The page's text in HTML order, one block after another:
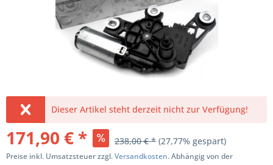
Dieser Artikel steht derzeit nicht zur Verfügung!
171,90 € * 238,00 € * (27,77% gespart)
Preise inkl. Umsatzsteuer zzgl.Versandkosten. Abhängig von der